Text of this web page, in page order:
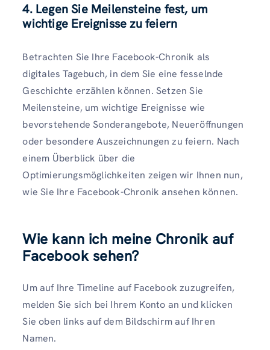
4. Legen Sie Meilensteine ​​fest, um
wichtige Ereignisse zu feiern
Betrachten Sie Ihre Facebook-Chronik als
digitales Tagebuch, in dem Sie eine fesselnde
Geschichte erzählen können. Setzen Sie
Meilensteine, um wichtige Ereignisse wie
bevorstehende Sonderangebote, Neueröffnungen
oder besondere Auszeichnungen zu feiern. Nach
einem Überblick über die
Optimierungsmöglichkeiten zeigen wir Ihnen nun,
wie Sie Ihre Facebook-Chronik ansehen können.
Wie kann ich meine Chronik auf
Facebook sehen?
Um auf Ihre Timeline auf Facebook zuzugreifen,
melden Sie sich bei Ihrem Konto an und klicken
Sie oben links auf dem Bildschirm auf Ihren
Namen.